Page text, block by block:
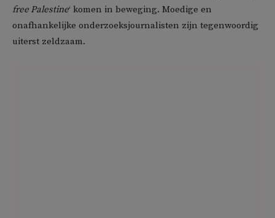
free Palestine‘ komen in beweging. Moedige en
onafhankelijke onderzoeksjournalisten zijn tegenwoordig
uiterst zeldzaam.